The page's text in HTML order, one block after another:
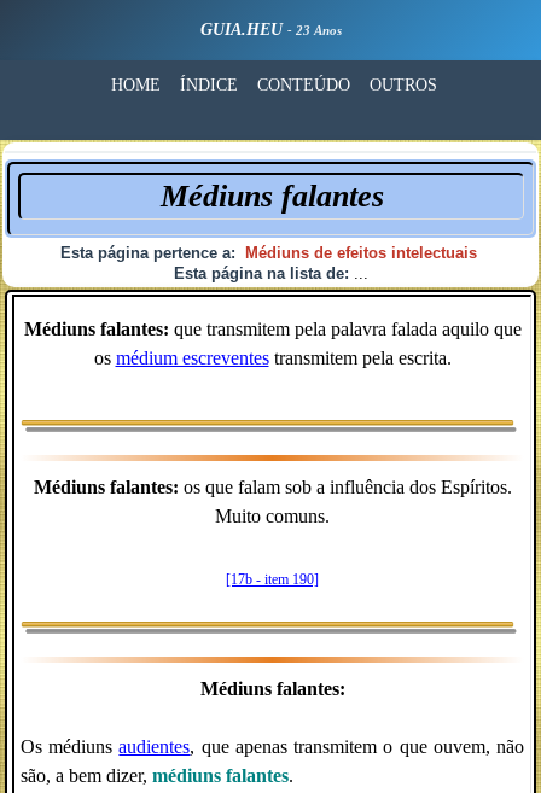
GUIA.HEU - 23 Anos
HOME ÍNDICE CONTEÚDO OUTROS
Médiuns falantes
Esta página pertence a:
Médiuns de efeitos intelectuais
Esta página na lista de: ...
Médiuns falantes: que transmitem pela palavra falada aquilo que
os médium escreventestransmitem pela escrita.
Médiuns falantes: os que falam sob a influência dos Espíritos.
Muito comuns.
[17b - item 190]
Médiuns falantes:
Os médiunsaudientes, que apenas transmitem o que ouvem, não
são, a bem dizer, médiuns falantes.